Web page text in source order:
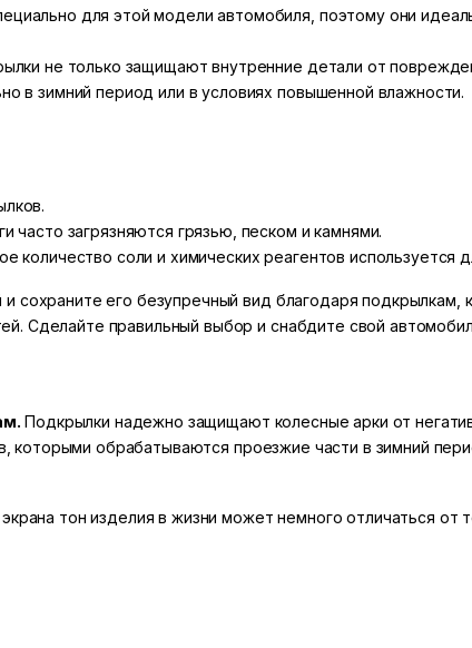
для этой модели автомобиля, поэтому они
не только защищают внутренние детали от
в зимний период или в условиях повышенной влажности.
часто загрязняются грязью, песком и камнями.
количество соли и химических реагентов используется
сохраните его безупречный вид благодаря
Сделайте правильный выбор и снабдите свой
Подкрылки надежно защищают колесные арки от
которыми обрабатываются проезжие части в зимний
тон изделия в жизни может немного отличаться от